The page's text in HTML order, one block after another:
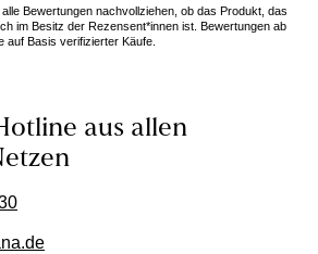
Bewertungen nachvollziehen, ob das Produkt, das
im Besitz der Rezensent*innen ist. Bewertungen ab
auf Basis verifizierter Käufe.
aus allen